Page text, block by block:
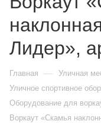
Лидер»,
Главная — Уличная
Уличное спортивное
Оборудование для
Воркаут «Скамья